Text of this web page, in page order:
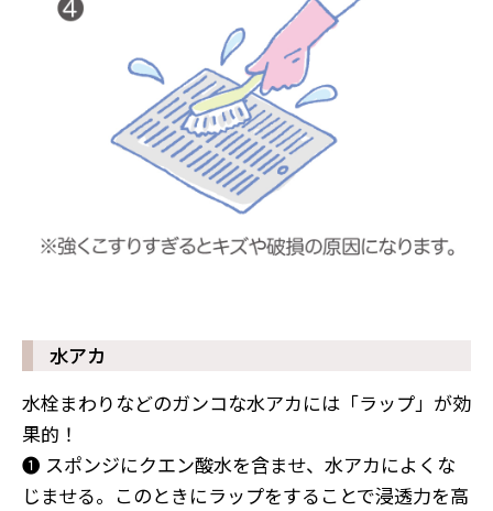
水アカ
水栓まわりなどのガンコな水アカには「ラップ」が効
果的！
❶ スポンジにクエン酸水を含ませ、水アカによくな
じませる。このときにラップをすることで浸透力を高